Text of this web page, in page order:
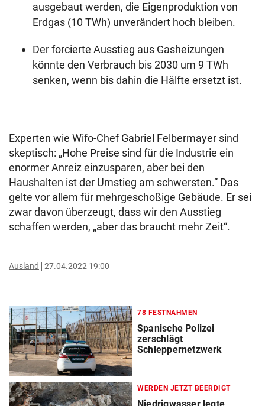
ausgebaut werden, die Eigenproduktion von
Erdgas (10 TWh) unverändert hoch bleiben.
Der forcierte Ausstieg aus Gasheizungen
könnte den Verbrauch bis 2030 um 9 TWh
senken, wenn bis dahin die Hälfte ersetzt ist.
Experten wie Wifo-Chef Gabriel Felbermayer sind
skeptisch: „Hohe Preise sind für die Industrie ein
enormer Anreiz einzusparen, aber bei den
Haushalten ist der Umstieg am schwersten.“ Das
gelte vor allem für mehrgeschoßige Gebäude. Er sei
zwar davon überzeugt, dass wir den Ausstieg
schaffen werden, „aber das braucht mehr Zeit“.
Ausland 27.04.2022 19:00
78 FESTNAHMEN
Spanische Polizei
zerschlägt
Schleppernetzwerk
WERDEN JETZT BEERDIGT